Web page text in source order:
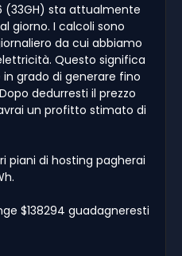
(33GH) sta attualmente
giorno. I calcoli sono
da cui abbiamo
Questo significa
in grado di generare fino
dedurresti il prezzo
un profitto stimato di
piani di hosting pagherai
$138294 guadagneresti